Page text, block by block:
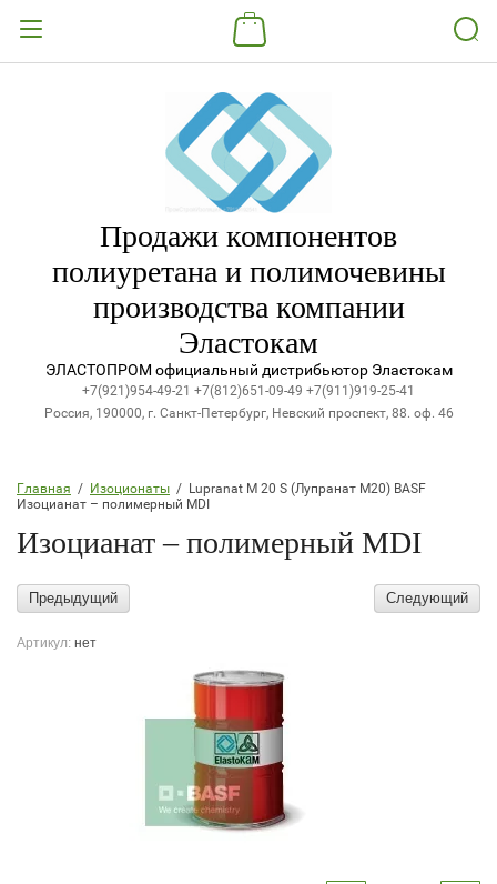
ВХОД В КАБИНЕТ
Пароль:
Забыли пароль?
ВОЙТИ
Регистрация
Продажи компонентов
полиуретана и полимочевины
производства компании
Эластокам
ЭЛАСТОПРОМ официальный дистрибьютор Эластокам
+7(921)954-49-21 +7(812)651-09-49 +7(911)919-25-41
Россия, 190000, г. Санкт-Петербург, Невский проспект, 88. оф. 46
Главная
  /
Изоционаты
  /  Lupranat M 20 S (Лупранат М20) BASF
Изоцианат – полимерный MDI
Изоцианат – полимерный MDI
Предыдущий Следующий
Артикул: нет